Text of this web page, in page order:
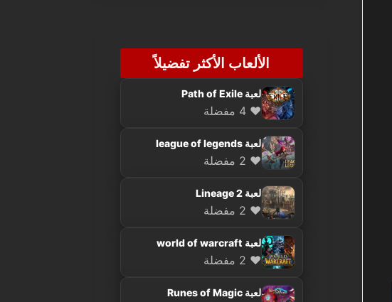
الألعاب الأكثر تفضيلاً
لعبة Path of Exile
❤️ 4 مفضلة
لعبة league of legends
❤️ 2 مفضلة
لعبة Lineage 2
❤️ 2 مفضلة
لعبة world of warcraft
❤️ 2 مفضلة
لعبة Runes of Magic